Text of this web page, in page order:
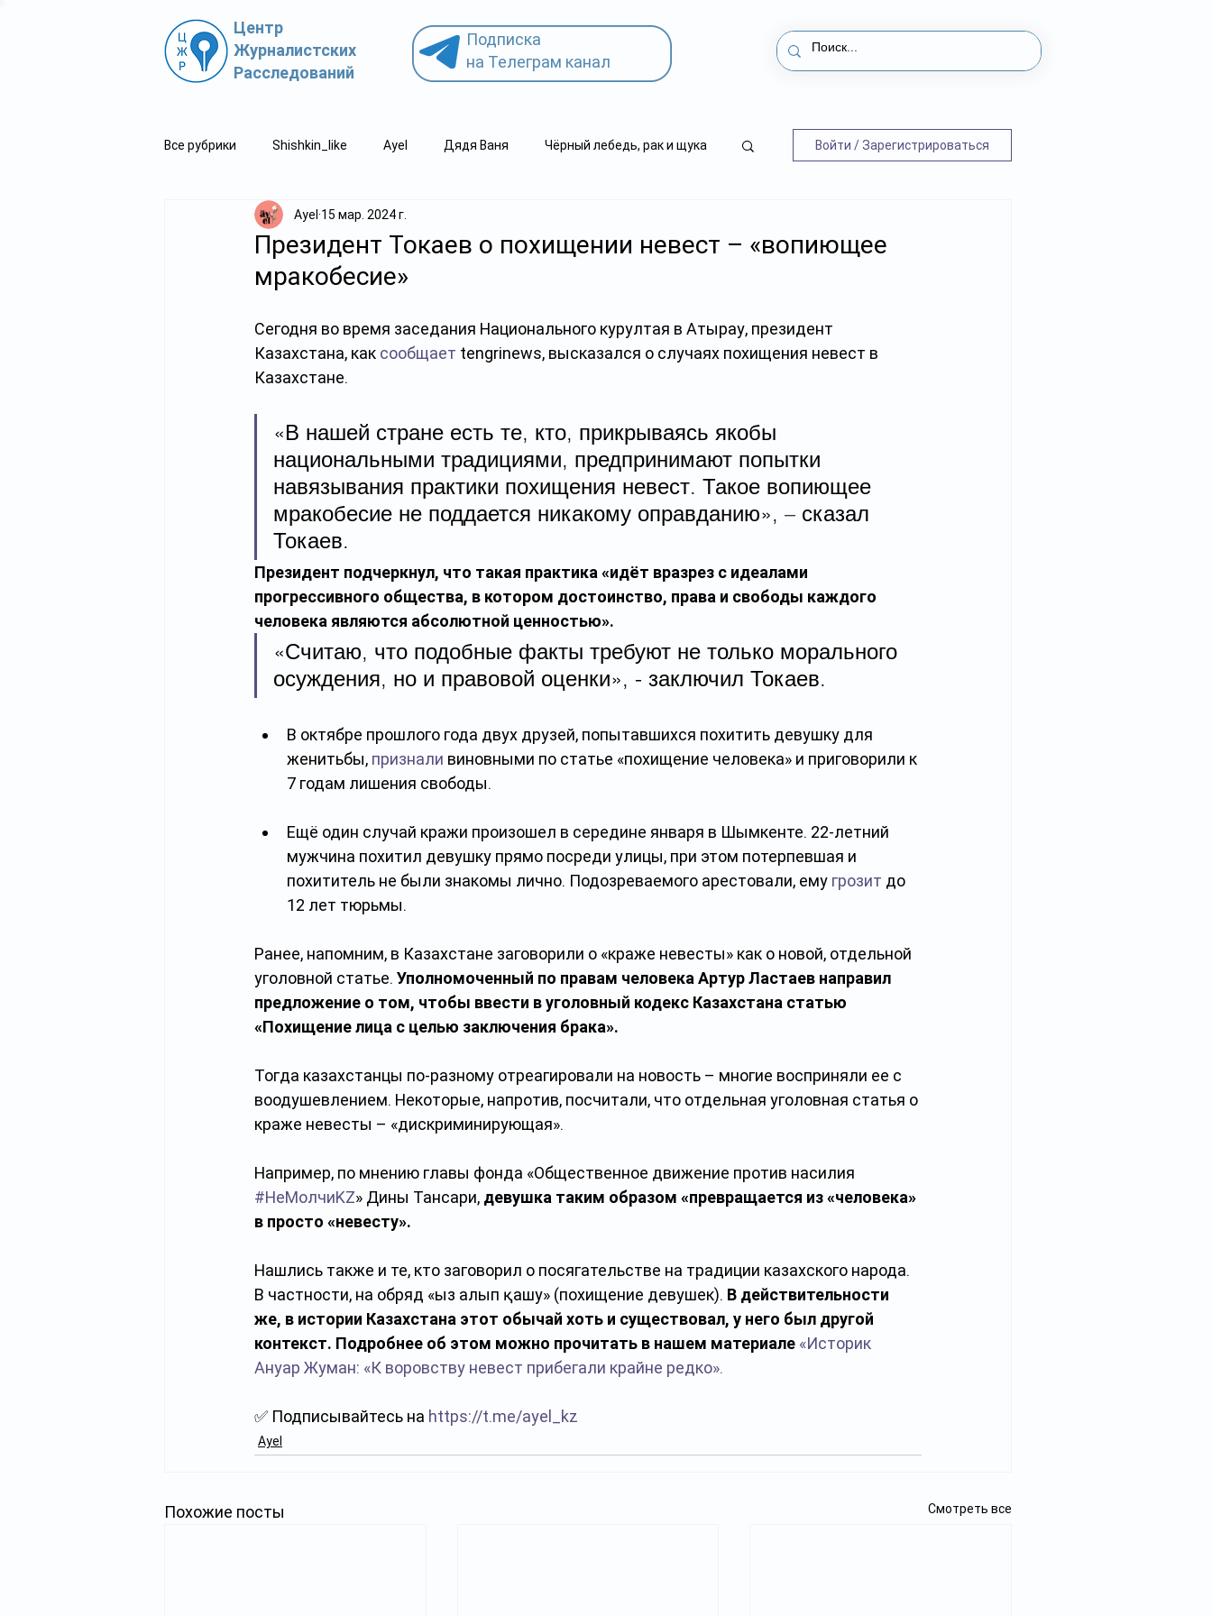
Центр
Журналистских
Расследований
Подписка
на Телеграм канал
Все рубрики Shishkin_like Ayel Дядя Ваня Чёрный лебедь, рак и щука
Политпросвет.kz Свидетель.kz
Войти / Зарегистрироваться
Президент Токаев о похищении невест – «вопиющее
мракобесие»
Ayel 15 мар. 2024 г.
Сегодня во время заседания Национального курултая в Атырау, президент
Казахстана, как сообщает tengrinews, высказался о случаях похищения невест в
Казахстане.
«В нашей стране есть те, кто, прикрываясь якобы
национальными традициями, предпринимают попытки
навязывания практики похищения невест. Такое вопиющее
мракобесие не поддается никакому оправданию», – сказал
Токаев.
Президент подчеркнул, что такая практика «идёт вразрез с идеалами
прогрессивного общества, в котором достоинство, права и свободы каждого
человека являются абсолютной ценностью».
«Считаю, что подобные факты требуют не только морального
осуждения, но и правовой оценки», - заключил Токаев.
В октябре прошлого года двух друзей, попытавшихся похитить девушку для
женитьбы, признали виновными по статье «похищение человека» и приговорили к
7 годам лишения свободы.
Ещё один случай кражи произошел в середине января в Шымкенте. 22-летний
мужчина похитил девушку прямо посреди улицы, при этом потерпевшая и
похититель не были знакомы лично. Подозреваемого арестовали, ему грозит до
12 лет тюрьмы.
Ранее, напомним, в Казахстане заговорили о «краже невесты» как о новой, отдельной
уголовной статье. Уполномоченный по правам человека Артур Ластаев направил
предложение о том, чтобы ввести в уголовный кодекс Казахстана статью
«Похищение лица с целью заключения брака».
Тогда казахстанцы по-разному отреагировали на новость – многие восприняли ее с
воодушевлением. Некоторые, напротив, посчитали, что отдельная уголовная статья о
краже невесты – «дискриминирующая».
Например, по мнению главы фонда «Общественное движение против насилия
#НеМолчиKZ» Дины Тансари, девушка таким образом «превращается из «человека»
в просто «невесту».
Нашлись также и те, кто заговорил о посягательстве на традиции казахского народа.
В частности, на обряд «Қыз алып қашу» (похищение девушек). В действительности
же, в истории Казахстана этот обычай хоть и существовал, у него был другой
контекст. Подробнее об этом можно прочитать в нашем материале «Историк
Ануар Жуман: «К воровству невест прибегали крайне редко».
✅ Подписывайтесь на https://t.me/ayel_kz
Ayel
Похожие посты Смотреть все